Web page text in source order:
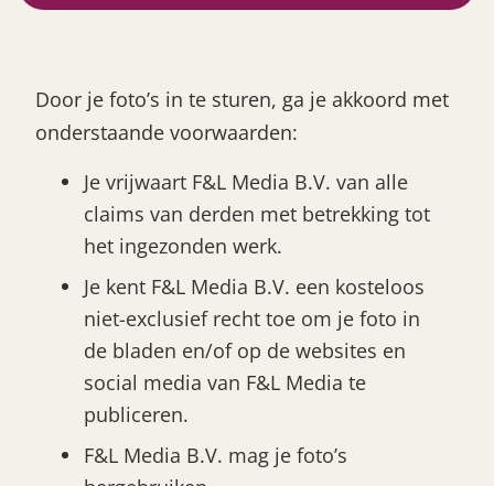
Door je foto’s in te sturen, ga je akkoord met
onderstaande voorwaarden:
Je vrijwaart F&L Media B.V. van alle
claims van derden met betrekking tot
het ingezonden werk.
Je kent F&L Media B.V. een kosteloos
niet-exclusief recht toe om je foto in
de bladen en/of op de websites en
social media van F&L Media te
publiceren.
F&L Media B.V. mag je foto’s